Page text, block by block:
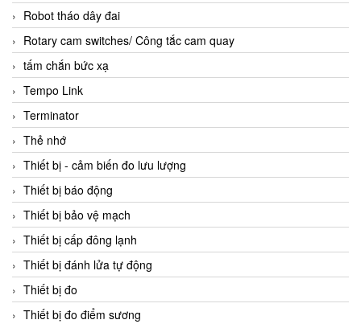
Robot tháo dây đai
Rotary cam switches/ Công tắc cam quay
tấm chắn bức xạ
Tempo Link
Terminator
Thẻ nhớ
Thiết bị - cảm biến đo lưu lượng
Thiết bị báo động
Thiết bị bảo vệ mạch
Thiết bị cấp đông lạnh
Thiết bị đánh lửa tự động
Thiết bị đo
Thiết bị đo điểm sương